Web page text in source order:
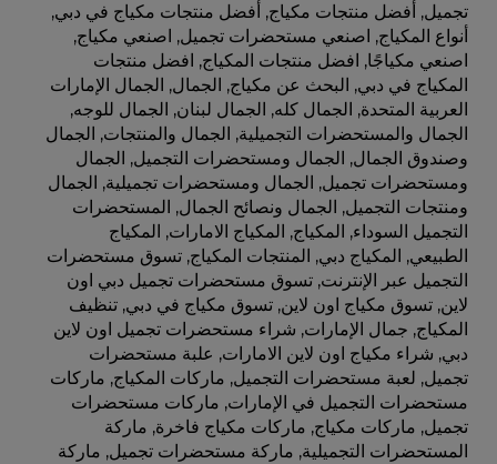
تجميل, أفضل منتجات مكياج, أفضل منتجات مكياج في دبي,
أنواع المكياج, اصنعي مستحضرات تجميل, اصنعي مكياج,
اصنعي مكياجًا, افضل منتجات المكياج, افضل منتجات
المكياج في دبي, البحث عن مكياج, الجمال, الجمال الإمارات
العربية المتحدة, الجمال كله, الجمال لبنان, الجمال للوجه,
الجمال والمستحضرات التجميلية, الجمال والمنتجات, الجمال
وصندوق الجمال, الجمال ومستحضرات التجميل, الجمال
ومستحضرات تجميل, الجمال ومستحضرات تجميلية, الجمال
ومنتجات التجميل, الجمال ونصائح الجمال, المستحضرات
التجميل السوداء, المكياج, المكياج الامارات, المكياج
الطبيعي, المكياج دبي, المنتجات المكياج, تسوق مستحضرات
التجميل عبر الإنترنت, تسوق مستحضرات تجميل دبي اون
لاين, تسوق مكياج اون لاين, تسوق مكياج في دبي, تنظيف
المكياج, جمال الإمارات, شراء مستحضرات تجميل اون لاين
دبي, شراء مكياج اون لاين الامارات, علبة مستحضرات
تجميل, لعبة مستحضرات التجميل, ماركات المكياج, ماركات
مستحضرات التجميل في الإمارات, ماركات مستحضرات
تجميل, ماركات مكياج, ماركات مكياج فاخرة, ماركة
المستحضرات التجميلية, ماركة مستحضرات تجميل, ماركة